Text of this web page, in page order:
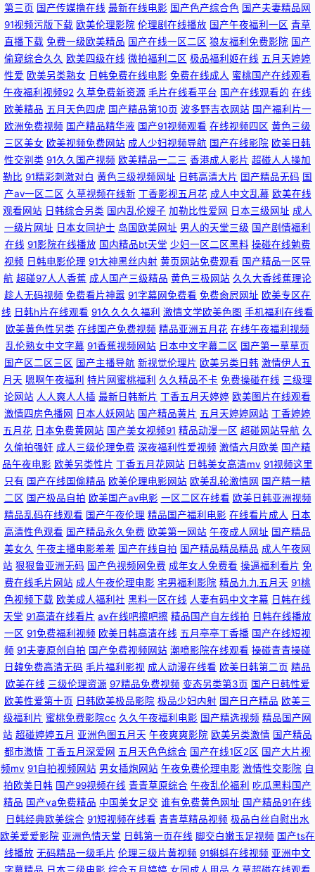
美娱乐中文网 91在线 亚洲欧美日韩 韩国一级网站 久久艹一区 浮力影院国产
第一 国产精品一二三区夜夜躁 91网址在线免费观看 黑料网a片 男人色色91
91精品中文字幕 天天综合姐姐色 国产情侣自拍 免费福利社老司机 欧美日韩
日批不卡 欧美日av 欧美久久精品国产 99导航 2018国产自拍 久久草最新网
址获取 69福利精品影院 天天操逼 国产精品三级专区 六月天婷婷 欧美TV 91
浏览网页版蜜桃 亚洲欧美日韩国产成人 后入韩国少妇 天堂网视频2025 亚洲
无码高清视频 黑丝啪啪后入 老湿机影视福利视频 国产精品禁久久精品 色av
导航精品导航站 日本卡一卡二视频 成人精品区无码 欧美一区二区综合日逼
的视频 欧洲美女高清视频 97在线免费人人 91小网战小视频 久久香蕉伊人 91
豆花永久视频完整 香蕉女优 国产区在线观看 人人揉人人操 青青草原在线免
费观看 Av成人小说区 51自拍视频在线 另类人妖 91女同下载 性交影片 国产
人妻露脸高潮被干 日本wwwcom 日韩伦理免费看 成人福利在线免费观看 国
产熟女大黑b 欧美日韩影院一区 97人人看照片 91海角大神日韩无码 久久福
利社 91cn伦理福利 三级黄色曰逼免费看 国产高潮九九 免费影片全集免费观
看 色涩艺术色涩综合 国产精品首页在线 欧美一区二区高清视频 日本卡一卡
二视频 波多野吉依性爱 wwwww91 老湿机专区一区 91探花精品精华 在线看
免费在看中文版 久久欧美 91豆花网页入口 天天综合国产 国产精品人人网 麻
豆禁影库三区四区 欧美日韩伊人狠狠 WWW豆花AVcom 超碰伊人大香蕉 免
费妞干网在线观看 91小视频下载 07看片视频网海外 九九热有精品 亚洲资源
在线 少妇人妻精品一二区三 黄色链接 综合狼久久 天堂网a美女 国产在线1区
2区3区 丝袜久久亚洲国产亚洲精品 日韩影院 丁香婷婷三级三级网站 精品传
媒 殴美一级片 波多野洁衣电影巨乳3 A片成人片毛片久久 蜜臀av首页 午夜
福利不卡了 海角在线看网页 日批视频免费在线观看 日韩精品―中文字幕 国
产在线视频第一页 天堂8Aⅴ 日韩欧美综合网 国产a无 青久热不卡 日韩3级电
影 成人免费一区二区三区 国产一区二区91欧美 欧美一区二区三区射精 老司
第三页 国产传媒撸在线 最新在线电影 国产色产综合色 国产夫妻精品网
91视频污版下载 欧美伦理影院 伦理剧在线播放 国产午夜福利一区 青草
直播下载 免费一级欧美精品 国产在线一区二区 狼友福利免费影院 国产
偷窥综合久久 欧美四级在线 微拍福利二区 极品福利姬在线 五月天婷婷
性爱 欧美另类熟女 日韩免费在线电影 免费在线成人 蜜桃国产在线观看
午夜福利视频92 久草免费新资源 毛片在线看平台 国产在线观看的 在线
欧美精品 五月天色四虎 国产精品第10页 波多野吉衣网站 国产福利片一
欧洲免费视频 国产精品精华液 国产91视频观看 在线视频四区 黄色三级
三区美女 欧美视频免费网站 成人少妇视频导航 国产在线影院 欧美日韩
性交别类 91久久国产视频 欧美精品一二三 香港成人影片 超碰人人操加
勒比 91精彩刺激对白 黄色三级视频网址 日韩高清大片 囯产精品无码 国
产aⅴ一区二区 久草视频在线新 丁香影视五月花 成人中文乱幕 欧美在线
观看网站 日韩综合另类 国内乱伦嫂子 加勒比性爱网 日本三级网址 成人
一级片网址 日本女同护士 岛国欧美网址 男人的天堂三级 国产剧情福利
在线 91影院在线播放 国内精品bt天堂 少妇一区二区黑料 操碰在线勉费
视频 日韩电影伦理 91大神黑丝内射 黄页网站免费观看 国产精品一区导
航 超碰97人人香蕉 成人国产三级精品 黄色三极网站 久久大香线蕉理论
趁人无码视频 免费看片神嚣 91字幕网免费看 免费肏屄网址 欧美专区在
线 日韩h片在线观看 91久久久久福利 激情文学欧美色图 手机福利在线看
欧美黄色性另类 在线国产免费视频 精品亚洲五月花 在线午夜福利视频
乱伦熟女中文字幕 91香蕉视频网站 日本中文字幕二区 国产第一草草页
国产区二区三区 国产主播导航 新视觉伦理片 欧美另类日韩 激情伊人五
月天 嗯啊午夜福利 特片网蜜桃福利 久久精品不卡 免费操碰在线 三级理
论网站 人人爽人人插 最新日韩新片 丁香五月天婷婷 欧美图片在线观看
激情四房色播网 日本人妖网站 国产精品黄片 五月天婷婷网站 丁香婷婷
五月花 日本免费黄网站 国产美女视频91 精品动漫一区 超碰网站导航 久
久偷拍强奸 成人三级伦理免费 深夜福利性爱视频 激情六月欧美 国产精
品午夜电影 欧美另类性片 丁香五月花网站 日韩美女高清mv 91视频这里
只有 国产在线国偷精品 欧美伦理电影网站 欧美乱轮激情网 国产精一精
二区 国产极品自拍 欧美国产aⅴ电影 一区二区在线看 欧美日韩亚洲视频
精品乱码在线观看 国产午夜伦理 精品国产福利电影 在线看片成人 日本
高清性色观看 国产精品永久免费 欧美第一网站 午夜成人网址 国产精品
美女久 午夜主播电影羞羞 国产在线自拍 国产精品精品精品 成人午夜网
站 狠狠鲁亚洲无码 国产色视频网免费 成年女人免费看 操逼福利看片 免
费在线毛片网站 成人午夜伦理电影 宅男福利影院 精品九九五月天 91桃
色视频下载 欧美成人福利社 黑料一区在线 人妻有码中文字幕 日韩在线
天堂 91高清在线看片 av在线吧擦吧擦 精品国产自左线拍 日韩在线播放
一区 91免费福利视频 欧美日韩高清在线 五月亭亭丁香播 国产在线短视
频 91夫妻原创自拍 国产免费视频网站 潮喷影院在线观看 操碰青青操碰
日韓免费高清无码 毛片福利影视 成人动漫在线看 欧美日韩第二页 精品
欧美在线 三级伦理资源 97精品免费视频 变态另类第3页 国产日韩性爱
欧美性爱第十页 日韩欧美极品影院 极品少妇内射 国产日产精品 欧美三
级福利片 蜜桃免费影院cc 久久午夜福利电影 国产精选视频 精品国产网
站 超碰婷婷五月 亚洲色图五月天 午夜爽爽影院 欧美另类激情 国产精品
都市激情 丁香五月深爱网 五月天色色综合 国产在线1区2区 国产大片视
频mv 91自拍视频网站 男女插炮网站 午夜免费伦理电影 激情性交影院 自
拍欧美日韩 国产99视频在线 青青草原综合 午夜乱伦福利 吃瓜黑料国产
精品 国产va免费精品 中国美女足交 谁有免费黄色网址 国产精品91在线
日韩经典欧美综合 91短视频在线看 青青草精品视频 极品白丝自慰出水
欧美爱爱影院 亚洲色情天堂 日韩第一页在线 脚交白嫩玉足视频 国产ts在
线播放 无码精品一级毛片 伦理三级片黄视频 91蝌蚪在线视频 亚洲中文
字幕精品 日本三级电影 综合五月婷婷 女同成人用品 久草超碰在线观看